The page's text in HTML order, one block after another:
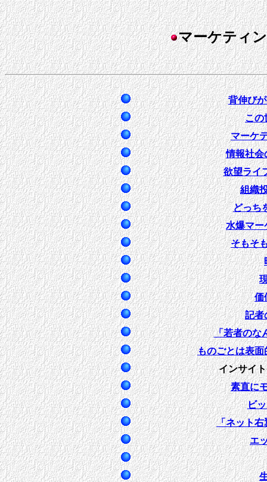
マーケティ
背伸び
この
マーケ
情報社会
欲望ライ
組織
どっち
水爆マー
そもそ
価
記者
「若者のな
ものごとは表
インサイ
素直に
ビ
「ネット右
エ